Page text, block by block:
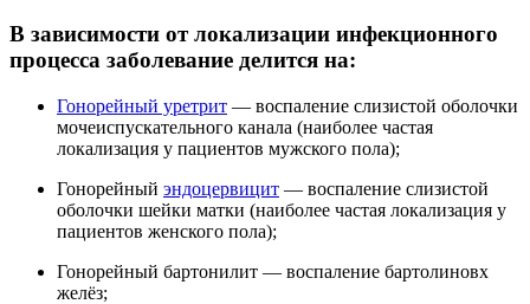
В зависимости от локализации инфекционного
процесса заболевание делится на:
Гонорейный уретрит — воспаление слизистой оболочки
мочеиспускательного канала (наиболее частая
локализация у пациентов мужского пола);
Гонорейный эндоцервицит — воспаление слизистой
оболочки шейки матки (наиболее частая локализация у
пациентов женского пола);
Гонорейный бартонилит — воспаление бартолиновх
желёз;